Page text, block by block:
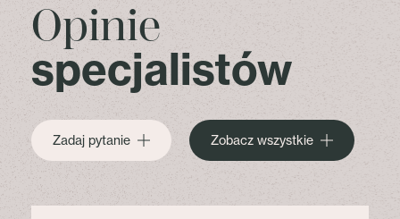
Opinie
specjalistów
Zadaj pytanie Zobacz wszystkie